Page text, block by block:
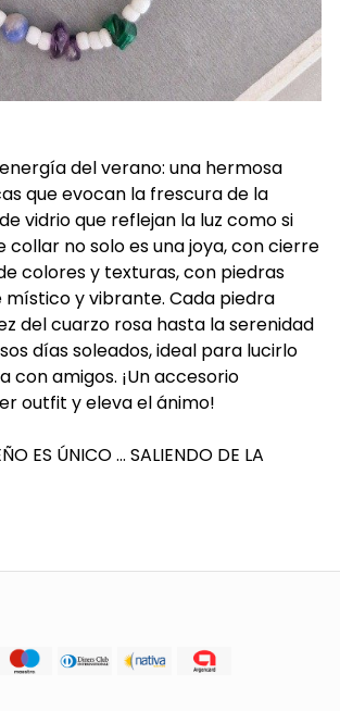
del verano: una hermosa
que evocan la frescura de la
vidrio que reflejan la luz como si
collar no solo es una joya, con cierre
colores y texturas, con piedras
y vibrante. Cada piedra
del cuarzo rosa hasta la serenidad
días soleados, ideal para lucirlo
con amigos. ¡Un accesorio
outfit y eleva el ánimo!
ES ÚNICO ... SALIENDO DE LA